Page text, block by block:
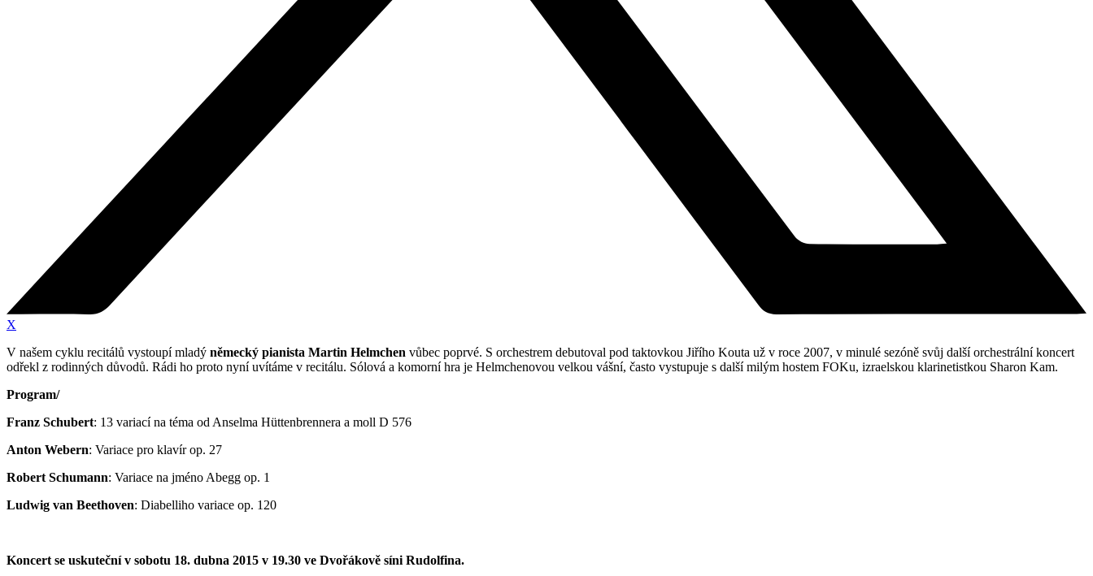
X
V našem cyklu recitálů vystoupí mladý německý pianista Martin Helmchen vůbec poprvé. S orchestrem debutoval pod taktovkou Jiřího Kouta už v roce 2007, v minulé sezóně svůj další orchestrální koncert
odřekl z rodinných důvodů. Rádi ho proto nyní uvítáme v recitálu. Sólová a komorní hra je Helmchenovou velkou vášní, často vystupuje s další milým hostem FOKu, izraelskou klarinetistkou Sharon Kam.
Program/
Franz Schubert: 13 variací na téma od Anselma Hüttenbrennera a moll D 576
Anton Webern: Variace pro klavír op. 27
Robert Schumann: Variace na jméno Abegg op. 1
Ludwig van Beethoven: Diabelliho variace op. 120
Koncert se uskuteční v sobotu 18. dubna 2015 v 19.30 ve Dvořákově síni Rudolfina.